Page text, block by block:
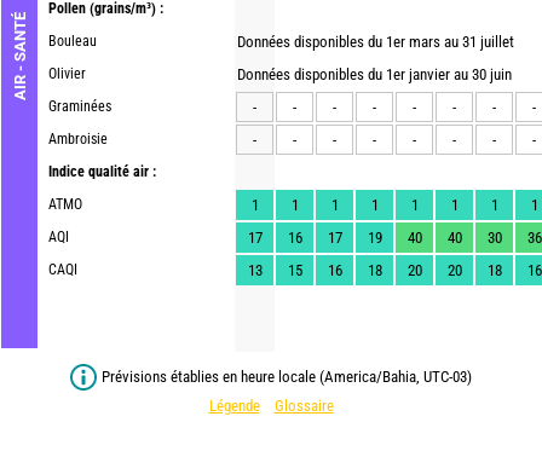
AIR - SANTÉ
Pollen (grains/m³) :
Bouleau
Olivier
Graminées
Ambroisie
Indice qualité air :
ATMO
AQI
CAQI
Données disponibles du 1er mars au 31 juillet
Données disponibles du 1er janvier au 30 juin
-
- - - - - -
-
-
- - - - - - -
1 1 1 1 1 1 1
1
17
16 17 19 40 40 30
36
13
15 16 18 20 20 18 16
Prévisions établies en heure locale (America/Bahia, UTC-03)
Légende
Glossaire